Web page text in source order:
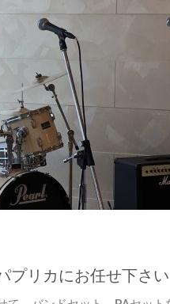
リカにお任せ下さい